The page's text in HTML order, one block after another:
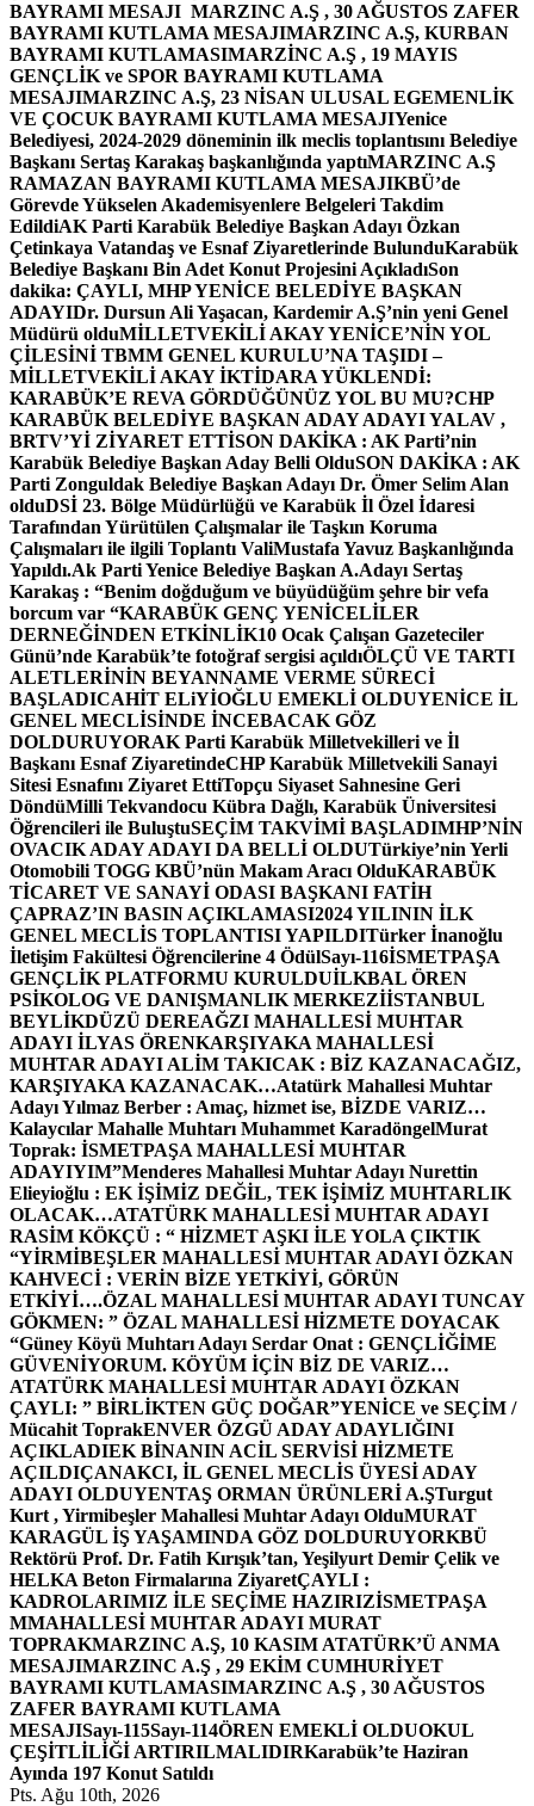
BAYRAMI MESAJI MARZINC A.Ş , 30 AĞUSTOS ZAFER
BAYRAMI KUTLAMA MESAJIMARZINC A.Ş, KURBAN
BAYRAMI KUTLAMASIMARZİNC A.Ş , 19 MAYIS
GENÇLİK ve SPOR BAYRAMI KUTLAMA
MESAJIMARZINC A.Ş, 23 NİSAN ULUSAL EGEMENLİK
VE ÇOCUK BAYRAMI KUTLAMA MESAJIYenice
Belediyesi, 2024-2029 döneminin ilk meclis toplantısını Belediye
Başkanı Sertaş Karakaş başkanlığında yaptıMARZINC A.Ş
RAMAZAN BAYRAMI KUTLAMA MESAJIKBÜ’de
Görevde Yükselen Akademisyenlere Belgeleri Takdim
EdildiAK Parti Karabük Belediye Başkan Adayı Özkan
Çetinkaya Vatandaş ve Esnaf Ziyaretlerinde BulunduKarabük
Belediye Başkanı Bin Adet Konut Projesini AçıkladıSon
dakika: ÇAYLI, MHP YENİCE BELEDİYE BAŞKAN
ADAYIDr. Dursun Ali Yaşacan, Kardemir A.Ş’nin yeni Genel
Müdürü olduMİLLETVEKİLİ AKAY YENİCE’NİN YOL
ÇİLESİNİ TBMM GENEL KURULU’NA TAŞIDI –
MİLLETVEKİLİ AKAY İKTİDARA YÜKLENDİ:
KARABÜK’E REVA GÖRDÜĞÜNÜZ YOL BU MU?CHP
KARABÜK BELEDİYE BAŞKAN ADAY ADAYI YALAV ,
BRTV’Yİ ZİYARET ETTİSON DAKİKA : AK Parti’nin
Karabük Belediye Başkan Aday Belli OlduSON DAKİKA : AK
Parti Zonguldak Belediye Başkan Adayı Dr. Ömer Selim Alan
olduDSİ 23. Bölge Müdürlüğü ve Karabük İl Özel İdaresi
Tarafından Yürütülen Çalışmalar ile Taşkın Koruma
Çalışmaları ile ilgili Toplantı ValiMustafa Yavuz Başkanlığında
Yapıldı.Ak Parti Yenice Belediye Başkan A.Adayı Sertaş
Karakaş : “Benim doğduğum ve büyüdüğüm şehre bir vefa
borcum var “KARABÜK GENÇ YENİCELİLER
DERNEĞİNDEN ETKİNLİK10 Ocak Çalışan Gazeteciler
Günü’nde Karabük’te fotoğraf sergisi açıldıÖLÇÜ VE TARTI
ALETLERİNİN BEYANNAME VERME SÜRECİ
BAŞLADICAHİT ELiYİOĞLU EMEKLİ OLDUYENİCE İL
GENEL MECLİSİNDE İNCEBACAK GÖZ
DOLDURUYORAK Parti Karabük Milletvekilleri ve İl
Başkanı Esnaf ZiyaretindeCHP Karabük Milletvekili Sanayi
Sitesi Esnafını Ziyaret EttiTopçu Siyaset Sahnesine Geri
DöndüMilli Tekvandocu Kübra Dağlı, Karabük Üniversitesi
Öğrencileri ile BuluştuSEÇİM TAKVİMİ BAŞLADIMHP’NİN
OVACIK ADAY ADAYI DA BELLİ OLDUTürkiye’nin Yerli
Otomobili TOGG KBÜ’nün Makam Aracı OlduKARABÜK
TİCARET VE SANAYİ ODASI BAŞKANI FATİH
ÇAPRAZ’IN BASIN AÇIKLAMASI2024 YILININ İLK
GENEL MECLİS TOPLANTISI YAPILDITürker İnanoğlu
İletişim Fakültesi Öğrencilerine 4 ÖdülSayı-116İSMETPAŞA
GENÇLİK PLATFORMU KURULDUİLKBAL ÖREN
PSİKOLOG VE DANIŞMANLIK MERKEZİİSTANBUL
BEYLİKDÜZÜ DEREAĞZI MAHALLESİ MUHTAR
ADAYI İLYAS ÖRENKARŞIYAKA MAHALLESİ
MUHTAR ADAYI ALİM TAKICAK : BİZ KAZANACAĞIZ,
KARŞIYAKA KAZANACAK…Atatürk Mahallesi Muhtar
Adayı Yılmaz Berber : Amaç, hizmet ise, BİZDE VARIZ…
Kalaycılar Mahalle Muhtarı Muhammet KaradöngelMurat
Toprak: İSMETPAŞA MAHALLESİ MUHTAR
ADAYIYIM”Menderes Mahallesi Muhtar Adayı Nurettin
Elieyioğlu : EK İŞİMİZ DEĞİL, TEK İŞİMİZ MUHTARLIK
OLACAK…ATATÜRK MAHALLESİ MUHTAR ADAYI
RASİM KÖKÇÜ : “ HİZMET AŞKI İLE YOLA ÇIKTIK
“YİRMİBEŞLER MAHALLESİ MUHTAR ADAYI ÖZKAN
KAHVECİ : VERİN BİZE YETKİYİ, GÖRÜN
ETKİYİ….ÖZAL MAHALLESİ MUHTAR ADAYI TUNCAY
GÖKMEN: ” ÖZAL MAHALLESİ HİZMETE DOYACAK
“Güney Köyü Muhtarı Adayı Serdar Onat : GENÇLİĞİME
GÜVENİYORUM. KÖYÜM İÇİN BİZ DE VARIZ…
ATATÜRK MAHALLESİ MUHTAR ADAYI ÖZKAN
ÇAYLI: ” BİRLİKTEN GÜÇ DOĞAR”YENİCE ve SEÇİM /
Mücahit ToprakENVER ÖZGÜ ADAY ADAYLIĞINI
AÇIKLADIEK BİNANIN ACİL SERVİSİ HİZMETE
AÇILDIÇANAKCI, İL GENEL MECLİS ÜYESİ ADAY
ADAYI OLDUYENTAŞ ORMAN ÜRÜNLERİ A.ŞTurgut
Kurt , Yirmibeşler Mahallesi Muhtar Adayı OlduMURAT
KARAGÜL İŞ YAŞAMINDA GÖZ DOLDURUYORKBÜ
Rektörü Prof. Dr. Fatih Kırışık’tan, Yeşilyurt Demir Çelik ve
HELKA Beton Firmalarına ZiyaretÇAYLI :
KADROLARIMIZ İLE SEÇİME HAZIRIZİSMETPAŞA
MMAHALLESİ MUHTAR ADAYI MURAT
TOPRAKMARZINC A.Ş, 10 KASIM ATATÜRK’Ü ANMA
MESAJIMARZINC A.Ş , 29 EKİM CUMHURİYET
BAYRAMI KUTLAMASIMARZINC A.Ş , 30 AĞUSTOS
ZAFER BAYRAMI KUTLAMA
MESAJISayı-115Sayı-114ÖREN EMEKLİ OLDUOKUL
ÇEŞİTLİLİĞİ ARTIRILMALIDIRKarabük’te Haziran
Ayında 197 Konut Satıldı
Pts. Ağu 10th, 2026